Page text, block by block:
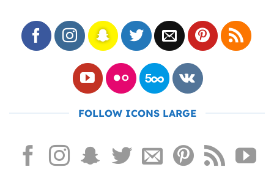
FOLLOW ICONS LARGE